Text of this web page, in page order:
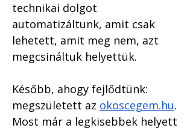
technikai dolgot
automatizáltunk, amit csak
lehetett, amit meg nem, azt
megcsináltuk helyettük.
Később, ahogy fejlődtünk:
megszületett az okoscegem.hu.
Most már a legkisebbek helyett